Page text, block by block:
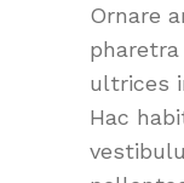
Ornare
ultrices
Hac